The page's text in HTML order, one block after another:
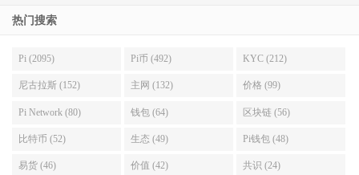
热门搜索
Pi (2095) Pi币 (492) KYC (212)
尼古拉斯 (152) 主网 (132) 价格 (99)
Pi Network (80) 钱包 (64) 区块链 (56)
比特币 (52) 生态 (49) Pi钱包 (48)
易货 (46) 价值 (42) 共识 (24)